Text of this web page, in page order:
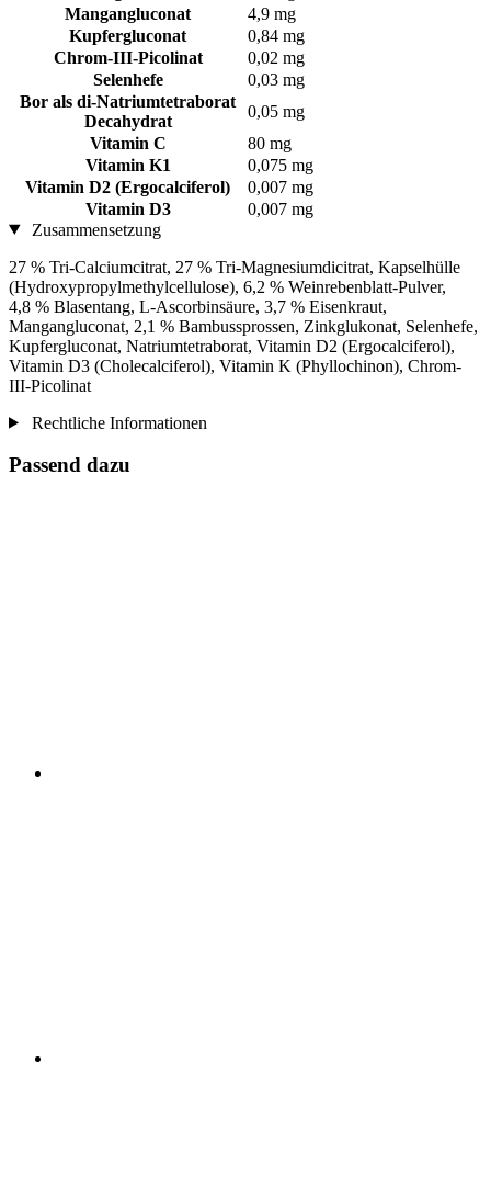
Mangangluconat
4,9 mg
Kupfergluconat
0,84 mg
Chrom-III-Picolinat
0,02 mg
Selenhefe
0,03 mg
Bor als di-Natriumtetraborat
Decahydrat
0,05 mg
Vitamin C
80 mg
Vitamin K1
0,075 mg
Vitamin D2 (Ergocalciferol)
0,007 mg
Vitamin D3
0,007 mg
Zusammensetzung
27 % Tri-Calciumcitrat, 27 % Tri-Magnesiumdicitrat, Kapselhülle
(Hydroxypropylmethylcellulose), 6,2 % Weinrebenblatt-Pulver,
4,8 % Blasentang, L-Ascorbinsäure, 3,7 % Eisenkraut,
Mangangluconat, 2,1 % Bambussprossen, Zinkglukonat, Selenhefe,
Kupfergluconat, Natriumtetraborat, Vitamin D2 (Ergocalciferol),
Vitamin D3 (Cholecalciferol), Vitamin K (Phyllochinon), Chrom-
III-Picolinat
Rechtliche Informationen
Passend dazu